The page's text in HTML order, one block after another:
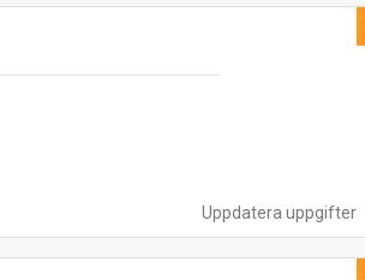
Uppdatera uppgifter